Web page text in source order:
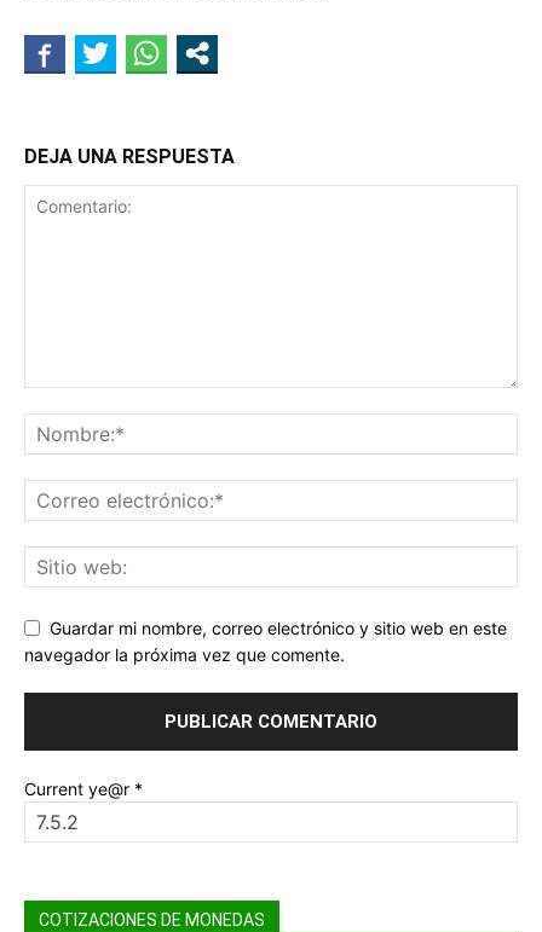
DEJA UNA RESPUESTA
Guardar mi nombre, correo electrónico y sitio web en este
navegador la próxima vez que comente.
Current ye@r *
COTIZACIONES DE MONEDAS